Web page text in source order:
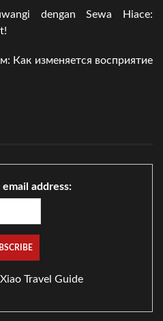
dengan Sewa Hiace:
Как изменяется восприятие
address:
Xiao Travel Guide